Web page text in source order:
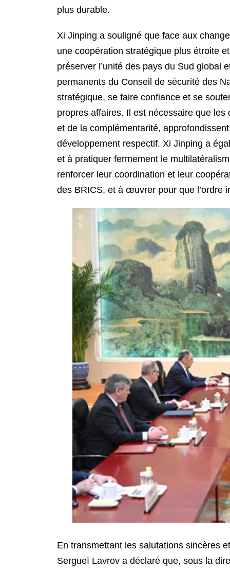
plus durable.
Xi Jinping a souligné que face aux
une coopération stratégique plus étroite
préserver l’unité des pays du Sud global
permanents du Conseil de sécurité des
stratégique, se faire confiance et se
propres affaires. Il est nécessaire que
et de la complémentarité,
développement respectif. Xi Jinping a
et à pratiquer fermement le
renforcer leur coordination et leur
des BRICS, et à œuvrer pour que l’ordre
En transmettant les salutations sincères
Sergueï Lavrov a déclaré que, sous la